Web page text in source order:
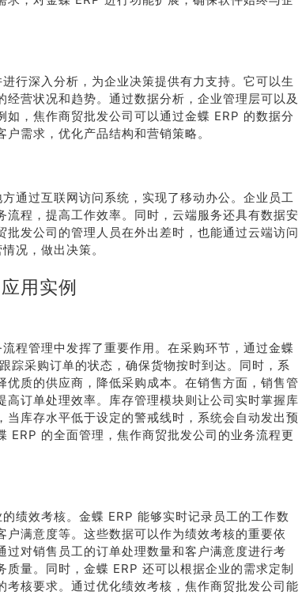
在线沟
通
行深入分析，为企业决策提供有力支持。它可以生
营状况和趋势。通过数据分析，企业管理层可以及
如，焦作商贸批发公司可以通过金蝶 ERP 的数据分
需求，优化产品结构和营销策略。
通过互联网访问系统，实现了移动办公。企业员工
程，提高工作效率。同时，云端服务还具有数据安
发公司的管理人员在外出差时，也能通过云端访问
况，做出决策。
用实例
程管理中发挥了重要作用。在采购环节，通过金蝶
踪采购订单的状态，确保货物按时到达。同时，系
质的供应商，降低采购成本。在销售方面，销售管
订单处理效率。库存管理模块则让公司实时掌握库
库存水平低于设定的警戒线时，系统会自动发出预
ERP 的全面管理，焦作商贸批发公司的业务流程更
绩效考核。金蝶 ERP 能够实时记录员工的工作数
满意度等。这些数据可以作为绩效考核的重要依
对销售员工的订单处理数量和客户满意度进行考
量。同时，金蝶 ERP 还可以根据企业的需求定制
核要求。通过优化绩效考核，焦作商贸批发公司能